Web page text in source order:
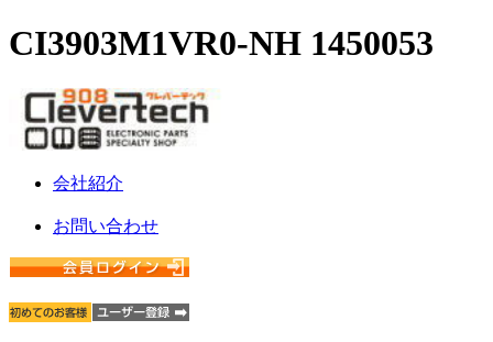
CI3903M1VR0-NH 1450053
会社紹介
お問い合わせ